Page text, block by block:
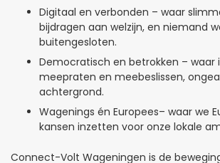
Digitaal en verbonden – waar
bijdragen aan welzijn, en niemand
buitengesloten.
Democratisch en betrokken – waar
meepraten en meebeslissen,
achtergrond.
Wagenings én Europees– waar we
kansen inzetten voor onze lokale
Connect-Volt Wageningen is de